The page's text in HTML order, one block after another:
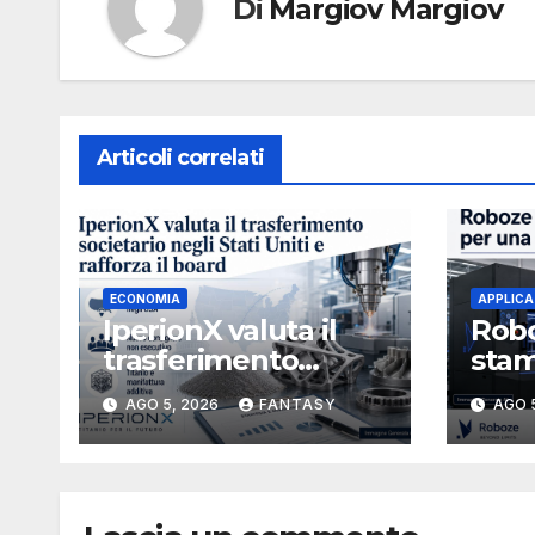
Di Margiov Margiov
Articoli correlati
ECONOMIA
IperionX valuta il
trasferimento
societario negli Stati
Uniti e rafforza il
board, ha nominato
AGO 5, 2026 FANTASY
3UAGO